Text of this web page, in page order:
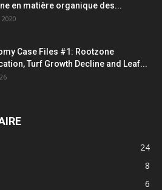
en matière organique des...
Case Files #1: Rootzone
Turf Growth Decline and Leaf...
24
8
6